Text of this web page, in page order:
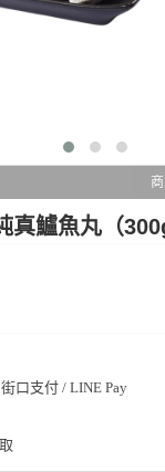
真鱸魚丸（
口支付 / LINE Pay